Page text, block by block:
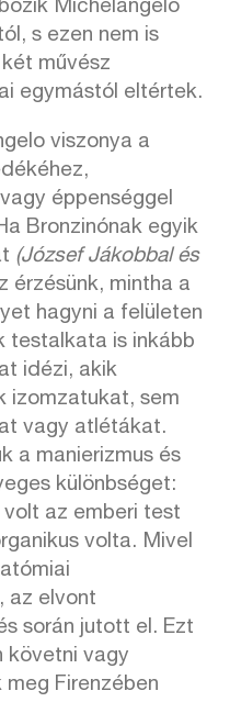
Michelangelo
s ezen nem is
művész
egymástól eltértek.
viszonya a
éppenséggel
Bronzinónak egyik
(József Jákobbal és
érzésünk, mintha a
hagyni a felületen
testalkata is inkább
idézi, akik
izomzatukat, sem
vagy atlétákat.
a manierizmus és
különbséget:
az emberi test
volta. Mivel
az elvont
során jutott el. Ezt
követni vagy
meg Firenzében